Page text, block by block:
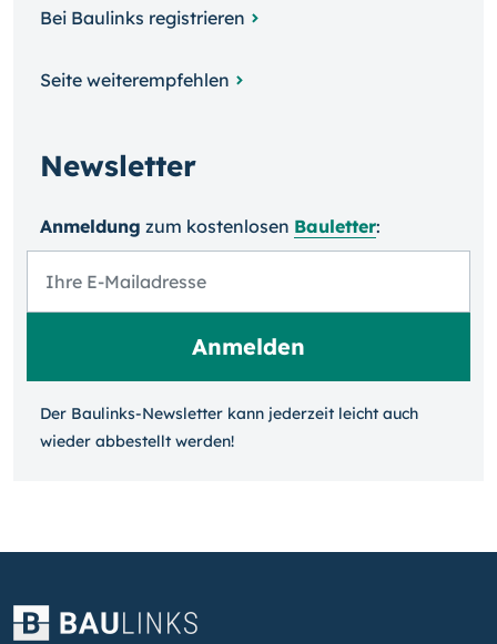
Bei Baulinks registrieren
Seite weiterempfehlen
Newsletter
Anmeldung zum kosten­losen Bauletter:
Der Baulinks-Newsletter kann jeder­zeit leicht auch
wieder ab­bestellt werden!